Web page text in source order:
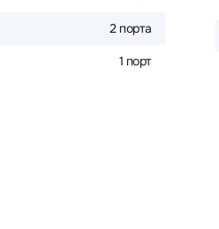
2 порта
1 порт